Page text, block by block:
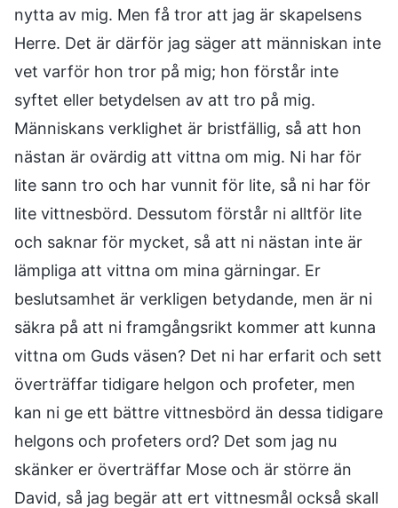
nytta av mig. Men få tror att jag är skapelsens
Herre. Det är därför jag säger att människan inte
vet varför hon tror på mig; hon förstår inte
syftet eller betydelsen av att tro på mig.
Människans verklighet är bristfällig, så att hon
nästan är ovärdig att vittna om mig. Ni har för
lite sann tro och har vunnit för lite, så ni har för
lite vittnesbörd. Dessutom förstår ni alltför lite
och saknar för mycket, så att ni nästan inte är
lämpliga att vittna om mina gärningar. Er
beslutsamhet är verkligen betydande, men är ni
säkra på att ni framgångsrikt kommer att kunna
vittna om Guds väsen? Det ni har erfarit och sett
överträffar tidigare helgon och profeter, men
kan ni ge ett bättre vittnesbörd än dessa tidigare
helgons och profeters ord? Det som jag nu
skänker er överträffar Mose och är större än
David, så jag begär att ert vittnesmål också skall